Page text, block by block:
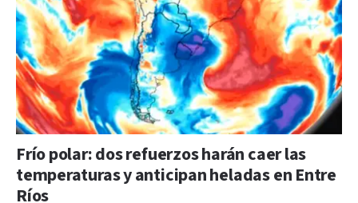
Frío polar: dos refuerzos harán caer las
temperaturas y anticipan heladas en Entre
Ríos